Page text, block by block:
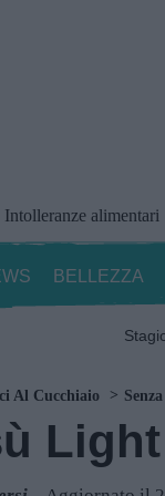
Intolleranze alimentari
BELLEZZA
Al Cucchiaio